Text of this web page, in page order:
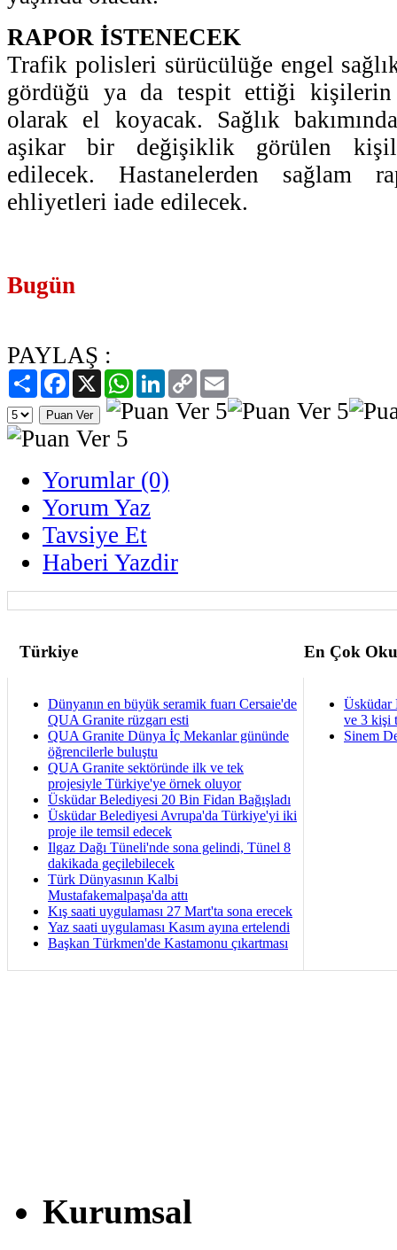
RAPOR İSTENECEK
Trafik polisleri sürücülüğe engel sağlık
gördüğü ya da tespit ettiği
olarak el koyacak. Sağlık
aşikar bir değişiklik görülen
edilecek. Hastanelerden sağlam
ehliyetleri iade edilecek.
Bugün
PAYLAŞ :
PaylaşFacebook
X WhatsAppLinkedIn
Copy
Link
Yorumlar (0)
Yorum Yaz
Tavsiye Et
Haberi Yazdir
Türkiye En Çok
Dünyanın en büyük seramik fuarı Cersaie'de
QUA Granite rüzgarı esti
QUA Granite Dünya İç Mekanlar gününde
öğrencilerle buluştu
QUA Granite sektöründe ilk ve tek
projesiyle Türkiye'ye örnek oluyor
Üsküdar Belediyesi 20 Bin Fidan Bağışladı
Üsküdar Belediyesi Avrupa'da Türkiye'yi iki
proje ile temsil edecek
Ilgaz Dağı Tüneli'nde sona gelindi, Tünel 8
dakikada geçilebilecek
Türk Dünyasının Kalbi
Mustafakemalpaşa'da attı
Kış saati uygulaması 27 Mart'ta sona erecek
Yaz saati uygulaması Kasım ayına ertelendi
Başkan Türkmen'de Kastamonu çıkartması
Üsküdar
ve 3 kişi
Sinem
Kurumsal